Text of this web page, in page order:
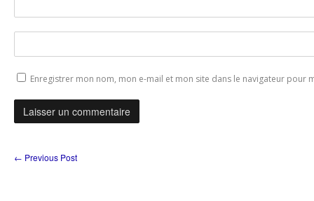
Enregistrer mon nom, mon e-mail et mon site dans le navigateur pour
← Previous Post